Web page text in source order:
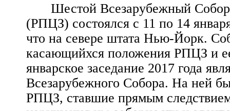
Шестой Всезарубежный
(РПЦЗ) состоялся с 11 по 14
что на севере штата Нью-Йорк.
касающийхся положения РПЦЗ и
январское заседание 2017 года
Всезарубежного Собора. На ней
РПЦЗ, ставшие прямым